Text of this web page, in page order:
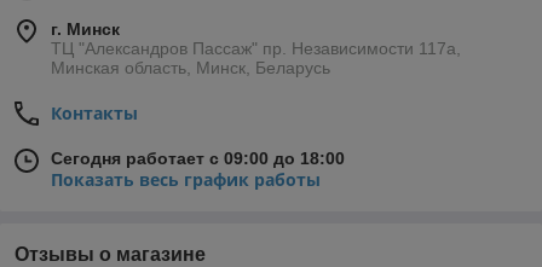
г. Минск
ТЦ "Александров Пассаж" пр. Независимости 117а,
Минская область, Минск, Беларусь
Контакты
Сегодня работает с 09:00 до 18:00
Показать весь график работы
Отзывы о магазине